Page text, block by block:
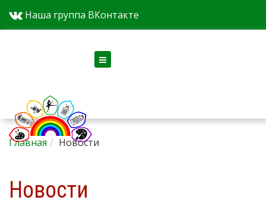
Наша группа ВКонтакте
Главная Новости
Новости